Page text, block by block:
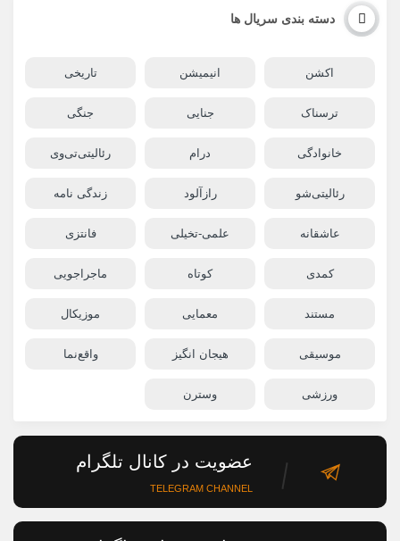
دسته بندی سریال ها
اکشن انیمیشن تاریخی
ترسناک جنایی جنگی
خانوادگی درام رئالیتی‌تی‌وی
رئالیتی‌شو رازآلود زندگی نامه
عاشقانه علمی-تخیلی فانتزی
کمدی کوتاه ماجراجویی
مستند معمایی موزیکال
موسیقی هیجان انگیز واقع‌نما
ورزشی وسترن
عضویت در کانال تلگرام
TELEGRAM CHANNEL